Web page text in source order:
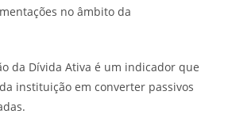
no âmbito da
da Dívida Ativa é um indicador que
instituição em converter passivos